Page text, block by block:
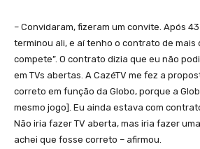
– Convidaram, fizeram um convite. Após
terminou ali, e aí tenho o contrato de mais
compete”. O contrato dizia que eu não
em TVs abertas. A CazéTV me fez a
correto em função da Globo, porque a
mesmo jogo]. Eu ainda estava com
Não iria fazer TV aberta, mas iria fazer
achei que fosse correto – afirmou.